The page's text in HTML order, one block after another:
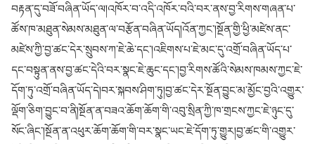
བརྟན་དུ་བཟོ་བཞིན་ཡོད་ལ།འཁོར་བ་འདི་འཁོར་བའི་བར་ནས་བྱ་རིགས་གཞན་པ་
ཚོས་ཁ་མཐུན་སེམས་མཐུན་ལ་བརྩོན་བཞིན་ཡོད།འོན་ཀྱང་།སྔོན་གྱི་ཕྱི་མཛེས་ནང་
མཛེས་ཀྱི་བྱ་ཚང་དེར་སྲུབས་ཀ་ཇེ་ཆེ་དང་།འཇིགས་པ་ཇེ་མང་དུ་འགྲོ་བཞིན་ཡོད་པ་
དང་བསྟུན་ནས་བྱ་ཚང་དེའི་བར་སྣང་ཇེ་ཆུང་དང་།བྱ་རིགས་ཚོའི་སེམས་ཁམས་ཀྱང་ཇེ་
དོག་ཏུ་འགྲོ་བཞིན་ཡོད་དེ།བར་སྐབས་ཤིག་ཏུ།བྱ་ཚང་དེར་སྔོན་བྱུང་མ་མྱོང་བྱའི་འགྱུར་
ལྡོག་ཅིག་བྱུང་བ་ནི།སྔོན་ན་བཟའ་ཆོག་ཆོག་གི་འབུ་སྲིན་ཀྱི་ཁ་གྲངས་ཀྱང་ཇེ་ཉུང་དུ་
སོང་ཞིང་།སྔོན་ན་འཕུར་ཆོག་ཆོག་གི་བར་སྣང་ཡང་ཇེ་དོག་ཏུ་གྱུར།བྱ་ཚང་གི་འགྱུར་